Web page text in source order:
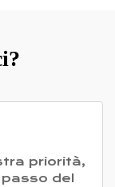
priorità,
del